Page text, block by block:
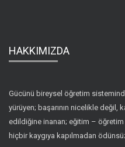
HAKKIMIZDA
Gücünü bireysel öğretim
yürüyen; başarının nicelikle değil,
edildiğine inanan; eğitim –
hiçbir kaygıya kapılmadan